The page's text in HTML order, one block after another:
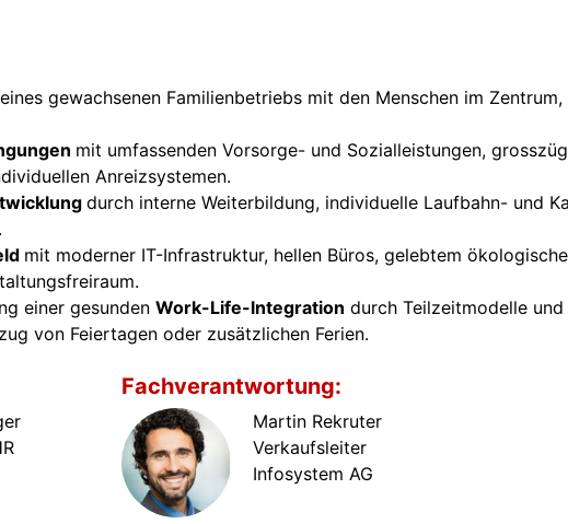
eines gewachsenen Familienbetriebs mit den Menschen im
mit umfassenden Vorsorge- und Sozialleistungen,
Anreizsystemen.
durch interne Weiterbildung, individuelle Laufbahn- und
mit moderner IT-Infrastruktur, hellen Büros, gelebtem
einer gesundenWork-Life-lntegration durch Teilzeitmodelle
von Feiertagen oder zusätzlichen Ferien.
Fachverantwortung:
Martin Rekruter
Verkaufsleiter
Infosystem AG